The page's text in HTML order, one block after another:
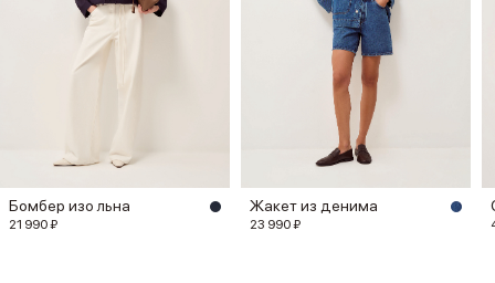
Бомбер изо льна
21 990 ₽
Жакет из денима
23 990 ₽